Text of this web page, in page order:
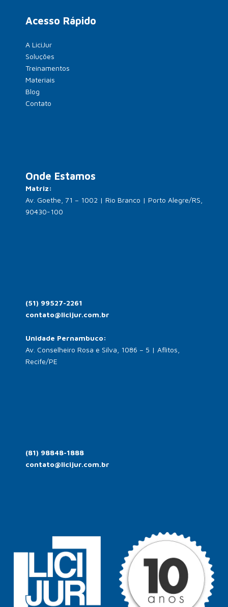
Acesso Rápido
A LiciJur
Soluções
Treinamentos
Materiais
Blog
Contato
Onde Estamos
Matriz:
Av. Goethe, 71 – 1002 | Rio Branco | Porto Alegre/RS,
90430-100
(51) 99527-2261
contato@licijur.com.br
Unidade Pernambuco:
Av. Conselheiro Rosa e Silva, 1086 – 5 | Aflitos,
Recife/PE
(81) 98848-1888
contato@licijur.com.br